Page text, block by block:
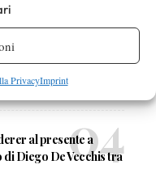
PrivacyImprint
ore a Milano:
in vista della tournée
al presente a
Diego De Vecchis tra